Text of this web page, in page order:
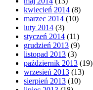
kwiecień 2014 (8)
marzec 2014 (10)
luty 2014 (3)
styczeń 2014 (11)
grudzień 2013 (9)
listopad 2013 (3)
październik 2013 (19)
wrzesień 2013 (13)
sierpień 2013 (10)